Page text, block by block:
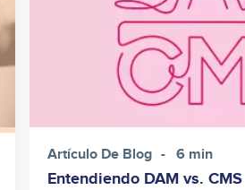
Artículo De Blog 6 min
Entendiendo DAM vs. CMS